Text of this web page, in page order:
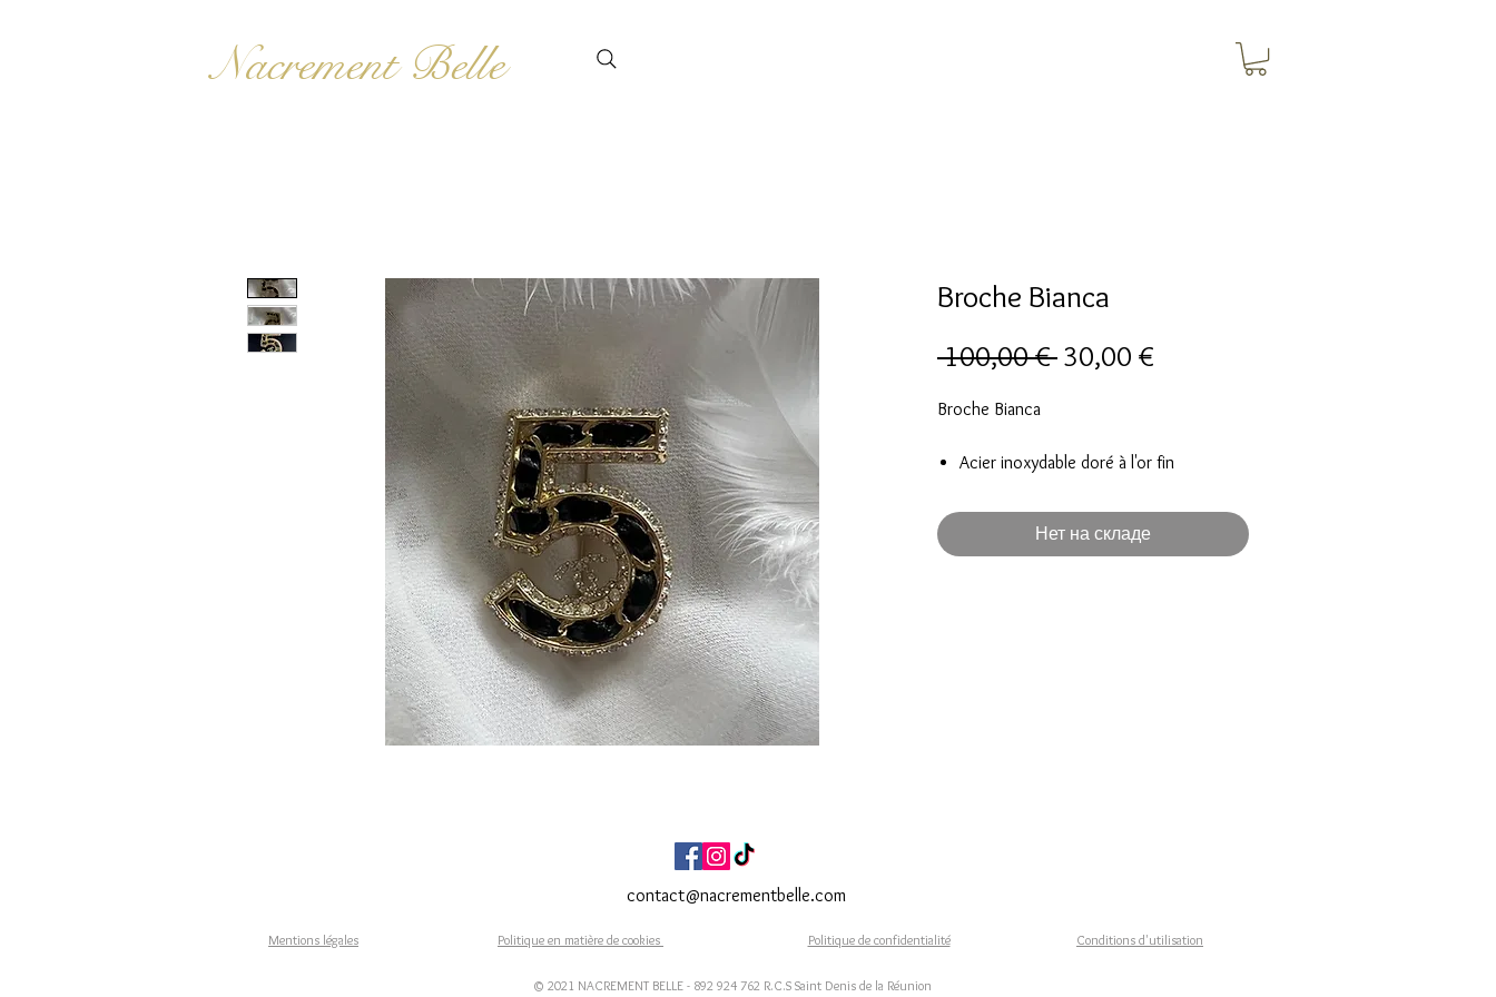
Nacrement Belle
Broche Bianca
100,00 € Обычная
30,00 €
Broche Bianca
Acier inoxydable doré à l'or fin
Breloques chat/Strass blanc et fleurs
Diamètre 4,5 cmНет на складе
contact@nacrementbelle.com
Mentions légales Politique en matière de cookies Politique de confidentialité Conditions d'utilisation
© 2021 NACREMENT BELLE - 892 924 762 R.C.S Saint Denis de la Réunion